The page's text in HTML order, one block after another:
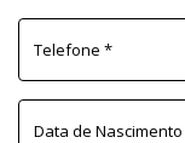
Telefone *
Data de Nascimento